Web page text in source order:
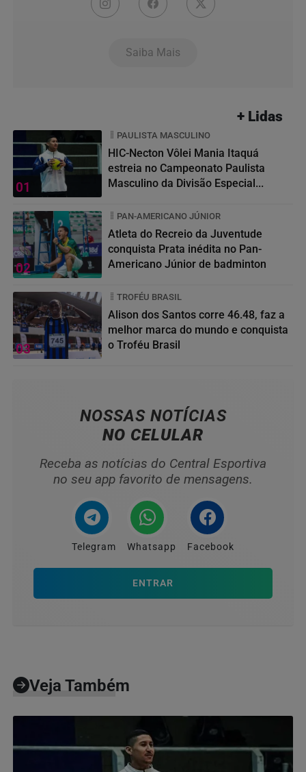
Saiba Mais
+ Lidas
01
PAULISTA MASCULINO
HIC-Necton Vôlei Mania Itaquá
estreia no Campeonato Paulista
Masculino da Divisão Especial...
02
PAN-AMERICANO JÚNIOR
Atleta do Recreio da Juventude
conquista Prata inédita no Pan-
Americano Júnior de badminton
03
TROFÉU BRASIL
Alison dos Santos corre 46.48, faz a
melhor marca do mundo e conquista
o Troféu Brasil
NOSSAS NOTÍCIAS
NO CELULAR
Receba as notícias do Central Esportiva
no seu app favorito de mensagens.
Telegram Whatsapp Facebook
ENTRAR
Veja Também